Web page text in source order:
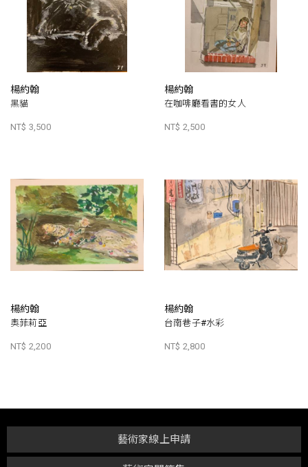
楊約翰
黑貓
NT$ 3,500
楊約翰
在咖啡廳看書的女人
NT$ 2,500
楊約翰
奧菲莉亞
NT$ 2,200
楊約翰
台南巷子#水彩
NT$ 2,800
藝術家線上申請